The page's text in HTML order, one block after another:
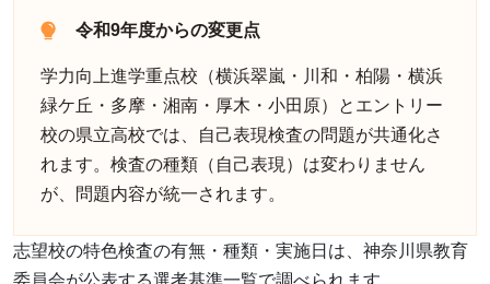
令和9年度からの変更点
学力向上進学重点校（横浜翠嵐・川和・柏陽・横浜
緑ケ丘・多摩・湘南・厚木・小田原）とエントリー
校の県立高校では、自己表現検査の問題が共通化さ
れます。検査の種類（自己表現）は変わりません
が、問題内容が統一されます。
志望校の特色検査の有無・種類・実施日は、神奈川県教育
委員会が公表する選考基準一覧で調べられます。